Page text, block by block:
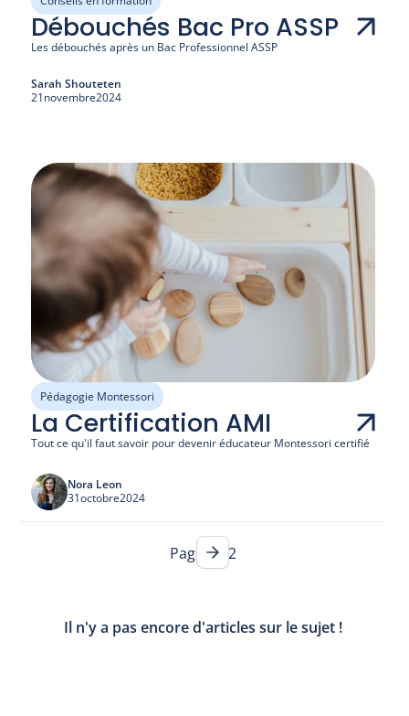
Débouchés Bac Pro ASSP
Les débouchés après un Bac Professionnel ASSP
Sarah Shouteten
21novembre2024
Pédagogie Montessori
La Certification AMI
Tout ce qu'il faut savoir pour devenir éducateur Montessori certifié
Nora Leon
31octobre2024
Page 1 / 2
Il n'y a pas encore d'articles sur le sujet !